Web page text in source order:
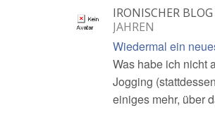
IRONISCHER
JAHREN
Wiedermal ein
Was habe ich nicht
Jogging
einiges mehr, über